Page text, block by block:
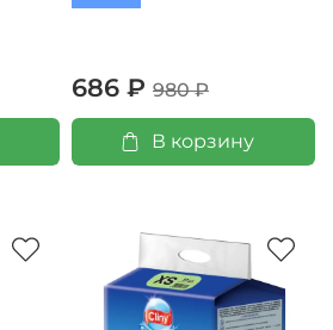
686 ₽ 980 ₽
В корзину